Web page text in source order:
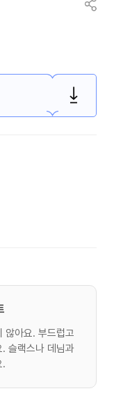
않아요. 부드럽고
슬랙스나 데님과
.